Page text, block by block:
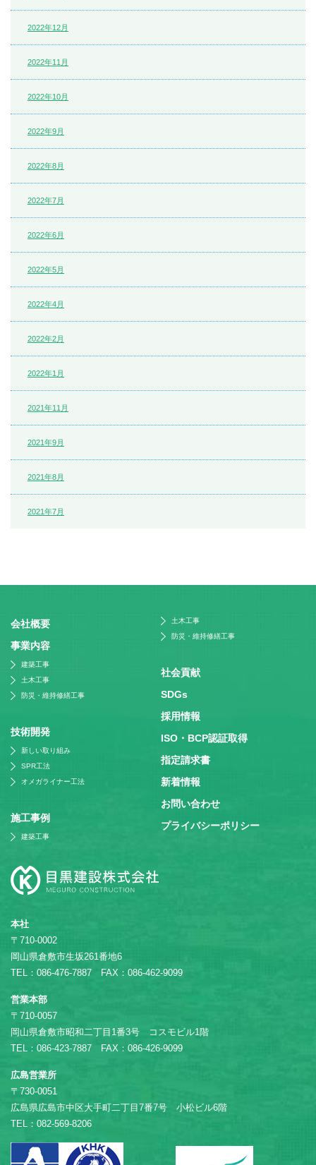
2022年12月
2022年11月
2022年10月
2022年9月
2022年8月
2022年7月
2022年6月
2022年5月
2022年4月
2022年2月
2022年1月
2021年11月
2021年9月
2021年8月
2021年7月
本社
〒710-0002
岡山県倉敷市生坂261番地6
TEL：086-476-7887 FAX：086-462-9099
営業本部
〒710-0057
岡山県倉敷市昭和二丁目1番3号 コスモビル1階
TEL：086-423-7887 FAX：086-426-9099
広島営業所
〒730-0051
広島県広島市中区大手町二丁目7番7号 小松ビル6階
TEL：082-569-8206
会社概要
事業内容
建築工事
土木工事
防災・維持修繕工事
技術開発
新しい取り組み
SPR工法
オメガライナー工法
施⼯事例
建築工事
土木工事
防災・維持修繕工事
社会貢献
SDGs
採⽤情報
ISO・BCP認証取得
指定請求書
新着情報
お問い合わせ
プライバシーポリシー